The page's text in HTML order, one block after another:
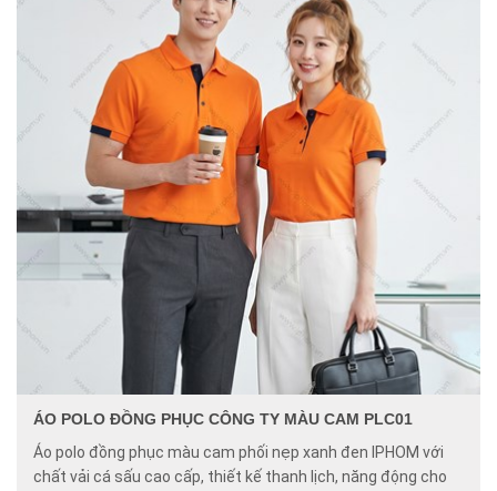
ÁO POLO ĐỒNG PHỤC CÔNG TY MÀU CAM PLC01
Áo polo đồng phục màu cam phối nẹp xanh đen IPHOM với
chất vải cá sấu cao cấp, thiết kế thanh lịch, năng động cho